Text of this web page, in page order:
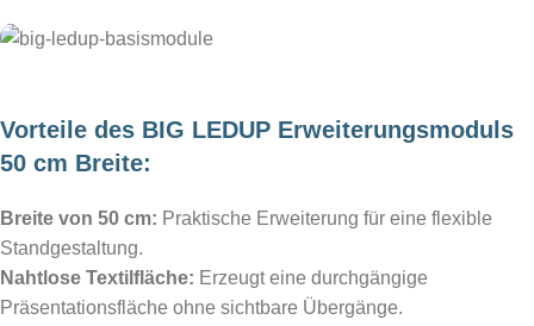
Vorteile des BIG LEDUP Erweiterungsmoduls
50 cm Breite:
Breite von 50 cm: Praktische Erweiterung für eine flexible
Standgestaltung.
Nahtlose Textilfläche: Erzeugt eine durchgängige
Präsentationsfläche ohne sichtbare Übergänge.